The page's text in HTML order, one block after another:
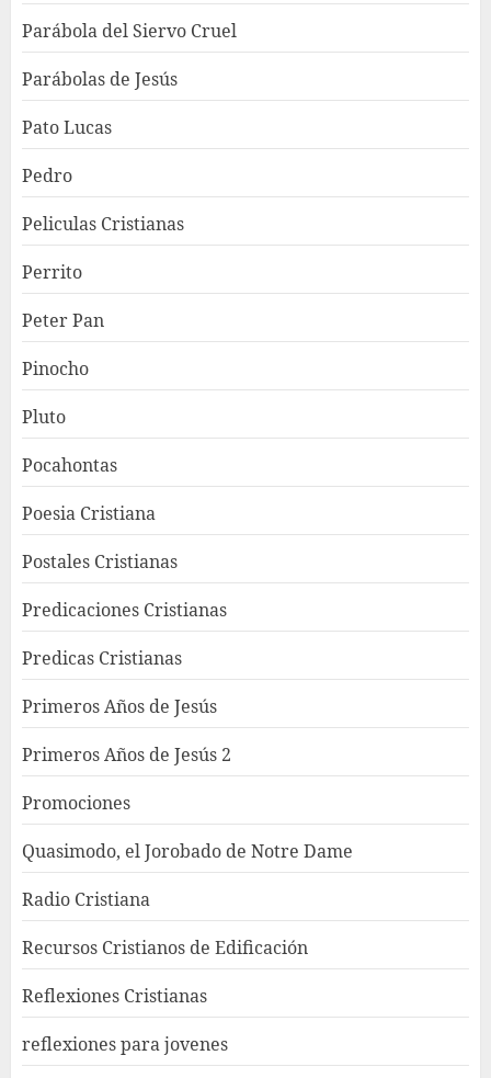
Parábola del Siervo Cruel
Parábolas de Jesús
Pato Lucas
Pedro
Peliculas Cristianas
Perrito
Peter Pan
Pinocho
Pluto
Pocahontas
Poesia Cristiana
Postales Cristianas
Predicaciones Cristianas
Predicas Cristianas
Primeros Años de Jesús
Primeros Años de Jesús 2
Promociones
Quasimodo, el Jorobado de Notre Dame
Radio Cristiana
Recursos Cristianos de Edificación
Reflexiones Cristianas
reflexiones para jovenes